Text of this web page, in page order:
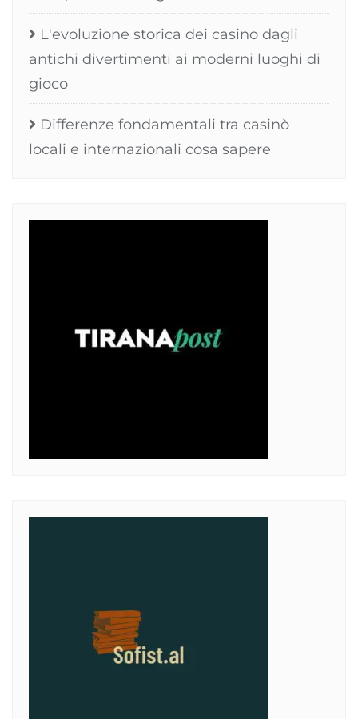
L'evoluzione storica dei casino dagli
antichi divertimenti ai moderni luoghi di
gioco
Differenze fondamentali tra casinò
locali e internazionali cosa sapere